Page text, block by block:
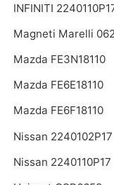
INFINITI
Magneti Marelli
Mazda FE3N18110
Mazda FE6E18110
Mazda FE6F18110
Nissan 2240102P17
Nissan 2240110P17